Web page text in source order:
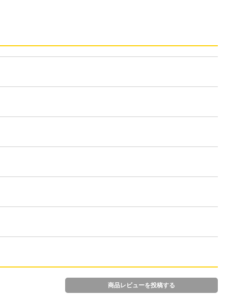
商品レビューを投稿する